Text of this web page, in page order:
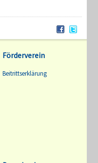
Förderverein
Beitrittserklärung